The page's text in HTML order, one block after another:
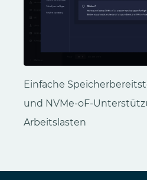
Einfache
und NVMe-oF-
Arbeitslasten